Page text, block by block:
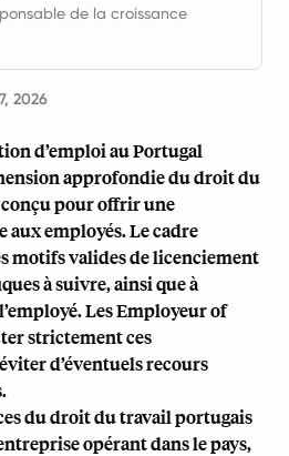
de la croissance
2026
d’emploi au Portugal
approfondie du droit du
pour offrir une
employés. Le cadre
motifs valides de licenciement
à suivre, ainsi que à
Les Employeur of
strictement ces
d’éventuels recours
du droit du travail portugais
opérant dans le pays,